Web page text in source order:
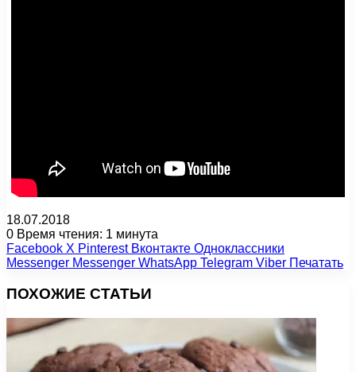
18.07.2018
0 Время чтения: 1 минута
Facebook X Pinterest Вконтакте Одноклассники
Messenger Messenger WhatsApp Telegram Viber Печатать
ПОХОЖИЕ СТАТЬИ